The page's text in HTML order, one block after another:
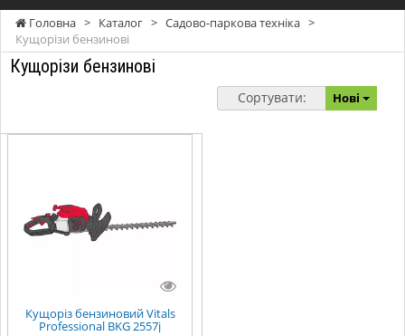
Головна > Каталог > Садово-паркова техніка >
Кущорізи бензинові
Кущорізи бензинові
Сортувати: Нові
Кущоріз бензиновий Vitals
Professional BKG 2557j